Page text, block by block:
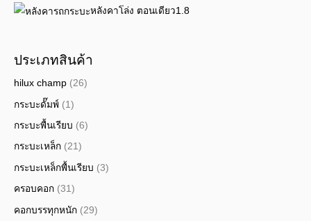
หลังคาโล่ง ตอนเดียว1.8
ประเภทสินค้า
hilux champ (26)
กระบะดั๊มพ์ (1)
กระบะพื้นเรียบ (6)
กระบะเหล็ก (21)
กระบะเหล็กพื้นเรียบ (3)
ครอบคอก (31)
คอกบรรทุกหนัก (29)